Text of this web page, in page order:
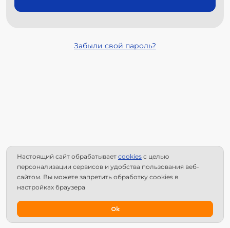
Забыли свой пароль?
Настоящий сайт обрабатывает сookies с целью
персонализации сервисов и удобства пользования веб-
сайтом. Вы можете запретить обработку сookies в
настройках браузера
Ok